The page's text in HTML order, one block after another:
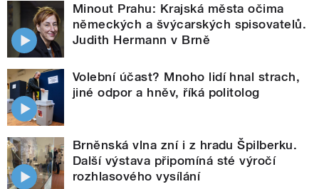
Minout Prahu: Krajská města očima
německých a švýcarských spisovatelů.
Judith Hermann v Brně
Volební účast? Mnoho lidí hnal strach,
jiné odpor a hněv, říká politolog
Brněnská vlna zní i z hradu Špilberku.
Další výstava připomíná sté výročí
rozhlasového vysílání